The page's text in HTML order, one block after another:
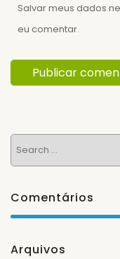
Salvar meus dados
eu comentar.
Search
for:
Comentários
Arquivos